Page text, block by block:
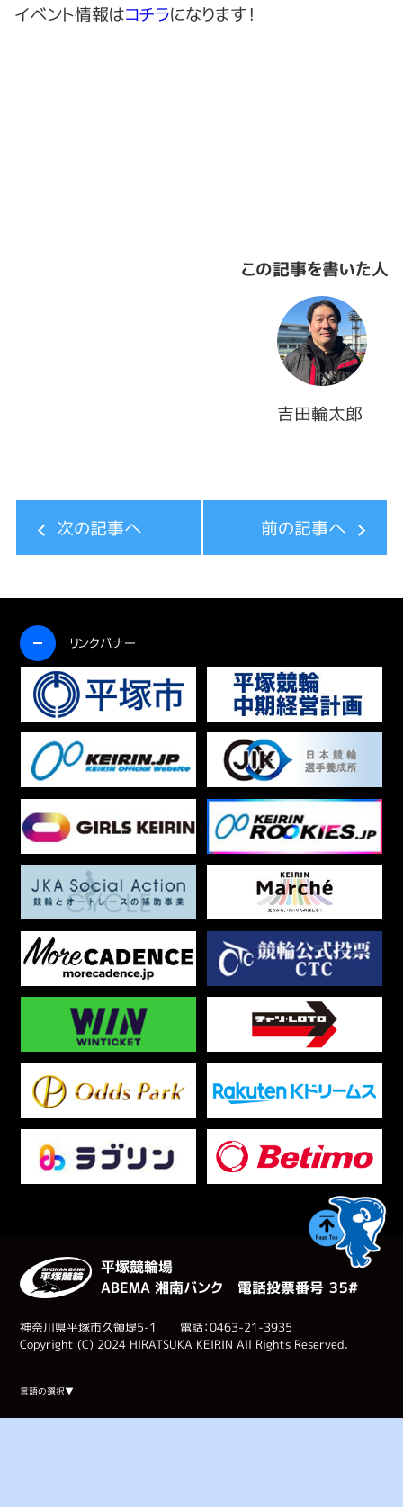
イベント情報はコチラになります！
この記事を書いた人
吉田輪太郎
次の記事へ 前の記事へ
リンクバナー
開く
平塚競輪場
ABEMA 湘南バンク 電話投票番号 ３５#
神奈川県平塚市久領堤5-1 電話：0463-21-3935
Copyright (C) 2024 HIRATSUKA KEIRIN All Rights Reserved.
言語の選択▼
Select Language